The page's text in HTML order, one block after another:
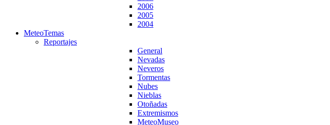
2006
2005
2004
MeteoTemas
Reportajes
General
Nevadas
Neveros
Tormentas
Nubes
Nieblas
Otoñadas
Extremismos
MeteoMuseo